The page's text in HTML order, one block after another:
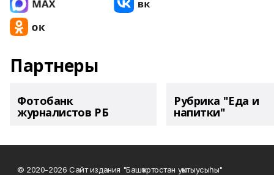
Партнеры
Фотобанк
журналистов РБ
Рубрика "Еда и
напитки"
© 2020-2026 Сайт издания "Башҡортостан уҡытыусыһы"